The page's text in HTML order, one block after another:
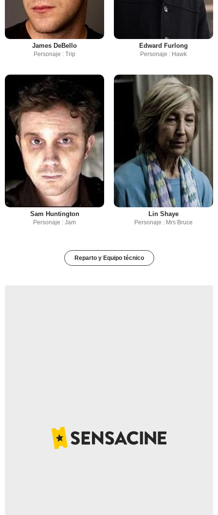
James DeBello
Personaje : Trip
Edward Furlong
Personaje : Hawk
Sam Huntington
Personaje : Jam
Lin Shaye
Personaje : Mrs Bruce
Reparto y Equipo técnico